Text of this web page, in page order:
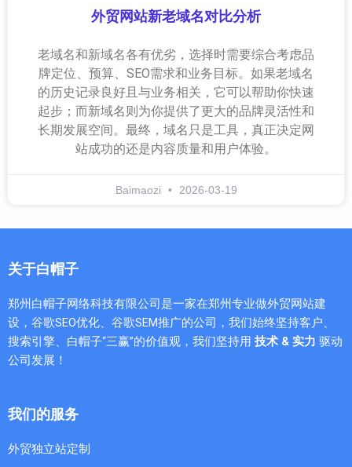
外贸网站新老域名对比分析
老域名和新域名各有优劣，选择时需要综合考虑品
牌定位、预算、SEO需求和业务目标。如果老域名
的历史记录良好且与业务相关，它可以帮助你快速
起步；而新域名则为你提供了更大的品牌灵活性和
长期发展空间。最终，域名只是工具，真正决定网
站成功的还是内容质量和用户体验。
Baimaozi 2026-03-19
关于白帽子
郑州白帽子网络科技有限公司是一家在郑州专业做外贸网站建
设，谷歌SEO优化、谷歌SEM推广的公司，我们始终坚持客户、
搜索引擎、白帽子“三赢”的价值观，我们坚持用 技术 & 实力 驱动
公司发展！
我们的服务
外贸独立站定制